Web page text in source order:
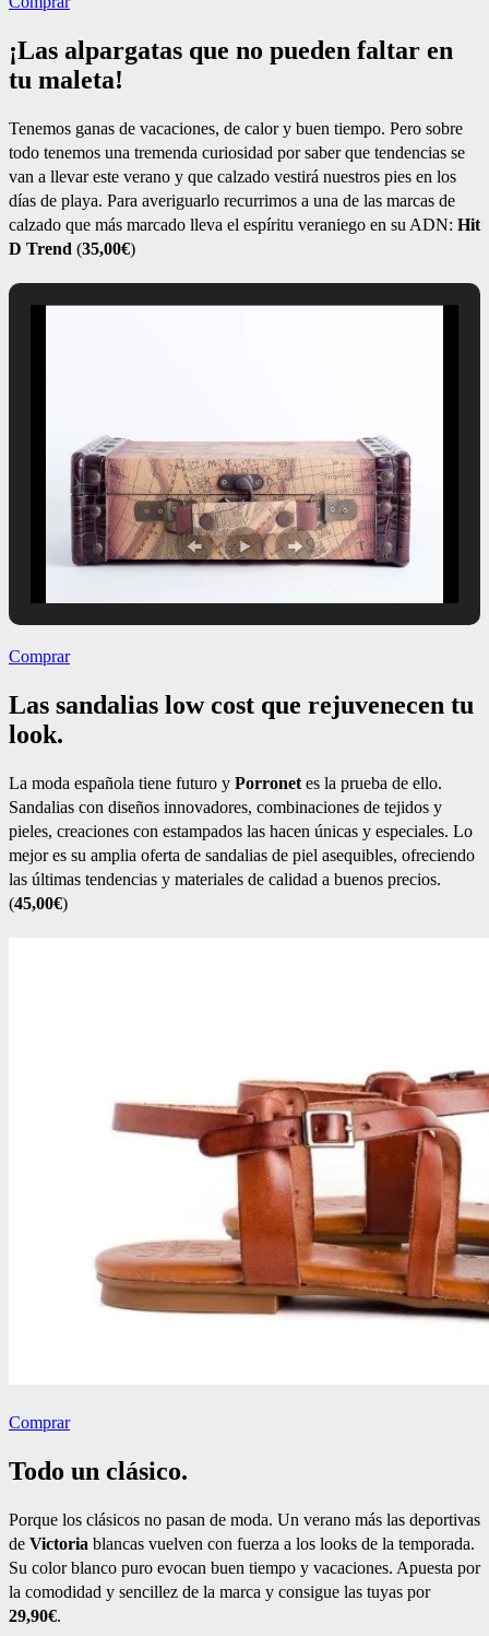
¡Las alpargatas que no pueden faltar en
tu maleta!
Tenemos ganas de vacaciones, de calor y buen tiempo. Pero sobre
todo tenemos una tremenda curiosidad por saber que tendencias se
van a llevar este verano y que calzado vestirá nuestros pies en los
días de playa. Para averiguarlo recurrimos a una de las marcas de
calzado que más marcado lleva el espíritu veraniego en su ADN: Hit
D Trend (35,00€)
Comprar
Las sandalias low cost que rejuvenecen tu
look.
La moda española tiene futuro y Porronet es la prueba de ello.
Sandalias con diseños innovadores, combinaciones de tejidos y
pieles, creaciones con estampados las hacen únicas y especiales. Lo
mejor es su amplia oferta de sandalias de piel asequibles, ofreciendo
las últimas tendencias y materiales de calidad a buenos precios.
(45,00€)
Comprar
Todo un clásico.
Porque los clásicos no pasan de moda. Un verano más las deportivas
de Victoria blancas vuelven con fuerza a los looks de la temporada.
Su color blanco puro evocan buen tiempo y vacaciones. Apuesta por
la comodidad y sencillez de la marca y consigue las tuyas por
29,90€.